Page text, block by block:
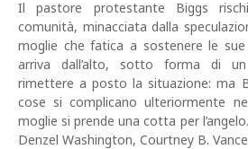
Il pastore protestante Biggs
comunità, minacciata dalla
moglie che fatica a sostenere le sue
arriva dall’alto, sotto forma di
rimettere a posto la situazione: ma
cose si complicano ulteriormente
moglie si prende una cotta per
Denzel Washington, Courtney B.